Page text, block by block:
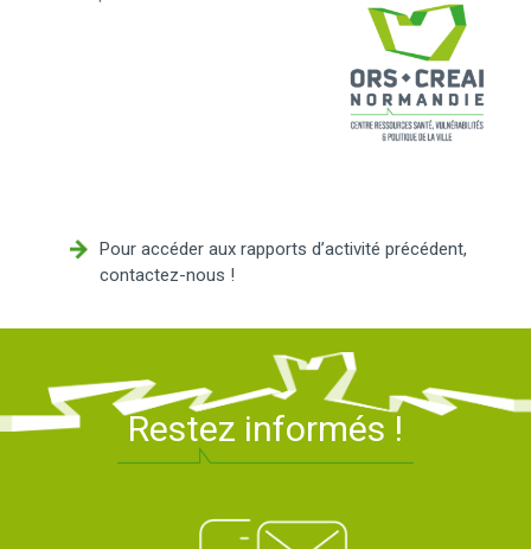
Pour accéder aux rapports d’activité précédent,
contactez-nous !
Restez informés !